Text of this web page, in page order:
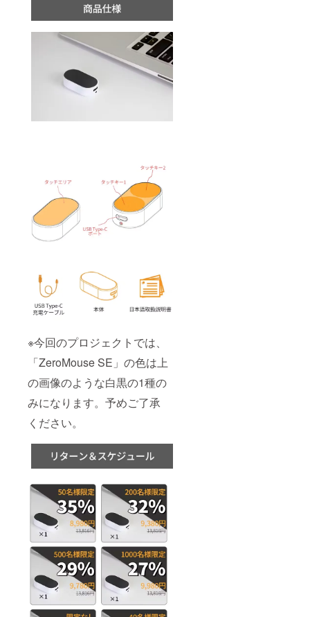
※今回のプロジェクトでは、
「ZeroMouse SE」の色は上
の画像のような白黒の1種の
みになります。予めご了承
ください。